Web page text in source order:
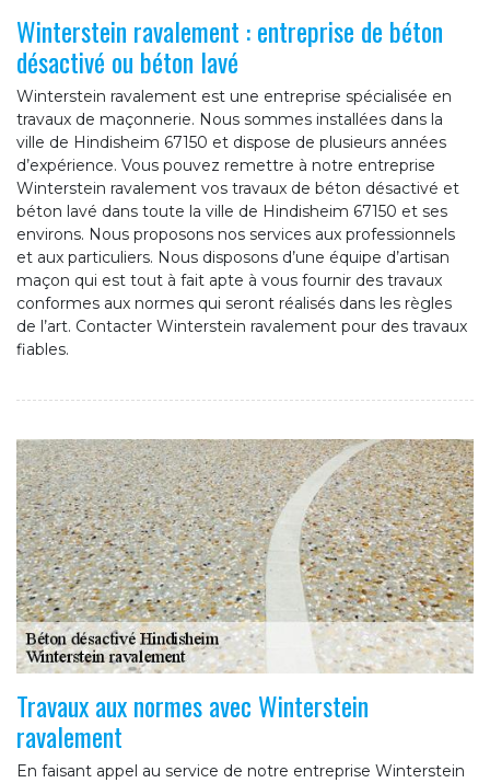
Winterstein ravalement : entreprise de béton
désactivé ou béton lavé
Winterstein ravalement est une entreprise spécialisée en
travaux de maçonnerie. Nous sommes installées dans la
ville de Hindisheim 67150 et dispose de plusieurs années
d’expérience. Vous pouvez remettre à notre entreprise
Winterstein ravalement vos travaux de béton désactivé et
béton lavé dans toute la ville de Hindisheim 67150 et ses
environs. Nous proposons nos services aux professionnels
et aux particuliers. Nous disposons d’une équipe d’artisan
maçon qui est tout à fait apte à vous fournir des travaux
conformes aux normes qui seront réalisés dans les règles
de l’art. Contacter Winterstein ravalement pour des travaux
fiables.
Travaux aux normes avec Winterstein
ravalement
En faisant appel au service de notre entreprise Winterstein